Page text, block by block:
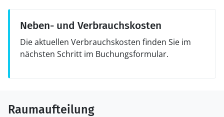
Neben- und Verbrauchskosten
Die aktuellen Verbrauchskosten finden Sie im
nächsten Schritt im Buchungsformular.
Raumaufteilung